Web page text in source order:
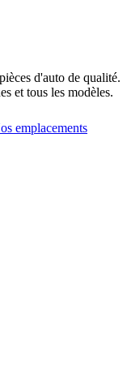
d'auto de qualité.
et tous les modèles.
emplacements